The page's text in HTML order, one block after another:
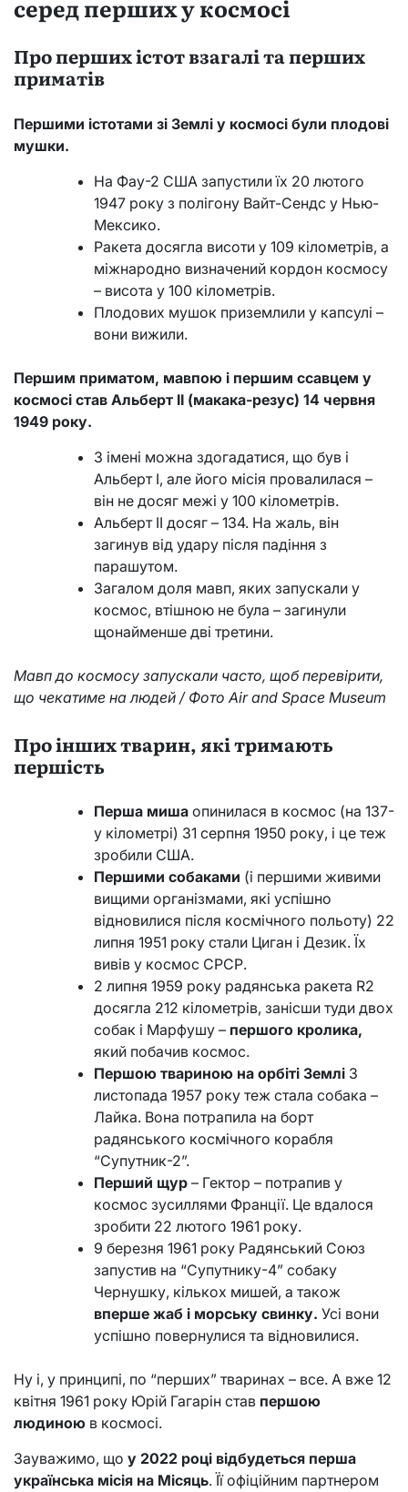
серед перших у космосі
Про перших істот взагалі та перших
приматів
Першими істотами зі Землі у космосі були плодові
мушки.
На Фау-2 США запустили їх 20 лютого
1947 року з полігону Вайт-Сендс у Нью-
Мексико.
Ракета досягла висоти у 109 кілометрів, а
міжнародно визначений кордон космосу
– висота у 100 кілометрів.
Плодових мушок приземлили у капсулі –
вони вижили.
Першим приматом, мавпою і першим ссавцем у
космосі став Альберт II (макака-резус) 14 червня
1949 року.
З імені можна здогадатися, що був і
Альберт І, але його місія провалилася –
він не досяг межі у 100 кілометрів.
Альберт II досяг – 134. На жаль, він
загинув від удару після падіння з
парашутом.
Загалом доля мавп, яких запускали у
космос, втішною не була – загинули
щонайменше дві третини.
Мавп до космосу запускали часто, щоб перевірити,
що чекатиме на людей / Фото Air and Space Museum
Про інших тварин, які тримають
першість
Перша миша опинилася в космос (на 137-
у кілометрі) 31 серпня 1950 року, і це теж
зробили США.
Першими собаками (і першими живими
вищими організмами, які успішно
відновилися після космічного польоту) 22
липня 1951 року стали Циган і Дезик. Їх
вивів у космос СРСР.
2 липня 1959 року радянська ракета R2
досягла 212 кілометрів, занісши туди двох
собак і Марфушу – першого кролика,
який побачив космос.
Першою твариною на орбіті Землі 3
листопада 1957 року теж стала собака –
Лайка. Вона потрапила на борт
радянського космічного корабля
“Супутник-2”.
Перший щур – Гектор – потрапив у
космос зусиллями Франції. Це вдалося
зробити 22 лютого 1961 року.
9 березня 1961 року Радянський Союз
запустив на “Супутнику-4” собаку
Чернушку, кількох мишей, а також
вперше жаб і морську свинку. Усі вони
успішно повернулися та відновилися.
Ну і, у принципі, по “перших” тваринах – все. А вже 12
квітня 1961 року Юрій Гагарін став першою
людиною в космосі.
Зауважимо, що у 2022 році відбудеться перша
українська місія на Місяць. Її офіційним партнером